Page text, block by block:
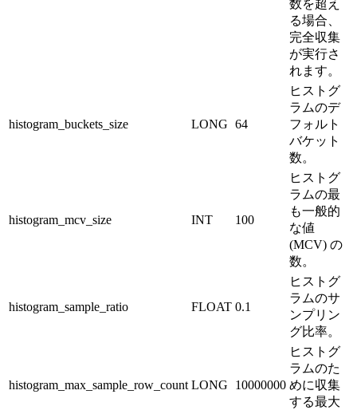
数を超え
る場合、
完全収集
が実行さ
れます。
histogram_buckets_size LONG 64
ヒストグ
ラムのデ
フォルト
バケット
数。
histogram_mcv_size INT 100
ヒストグ
ラムの最
も一般的
な値
(MCV) の
数。
histogram_sample_ratio FLOAT 0.1
ヒストグ
ラムのサ
ンプリン
グ比率。
histogram_max_sample_row_count LONG 10000000
ヒストグ
ラムのた
めに収集
する最大